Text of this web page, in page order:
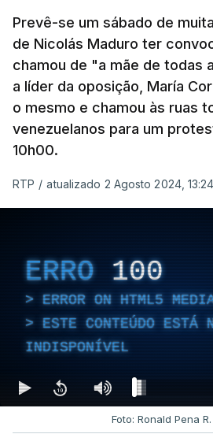
Prevê-se um sábado de
de Nicolás Maduro ter
chamou de "a mãe de todas
a líder da oposição, María
o mesmo e chamou às ruas
venezuelanos para um
10h00.
RTP / atualizado 2 Agosto 2024, 13:24
ERRO 100
ERROR ON HTML5
ESTE CONTEÚDO ESTÁ
INDISPONÍVEL
Foto: Ronald Pena